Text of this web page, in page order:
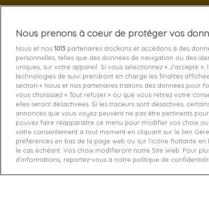
Livraison
Nous prenons à coeur de protéger vos
Nous et nos 1013 partenaires stockons et accédons à des
personnelles, telles que des données de navigation ou des
uniques, sur votre appareil. Si vous sélectionnez « J’accepte »,
technologies de suivi prendront en charge les finalités
section « Nous et nos partenaires traitons des données pour
vous choisissez « Tout refuser » ou que vous retirez votre
elles seront désactivées. Si les traceurs sont désactivés,
annonces que vous voyez peuvent ne pas être pertinents
pouvez faire réapparaître ce menu pour modifier vos choix
votre consentement à tout moment en cliquant sur le lien
préférences en bas de la page web ou sur l’icône flottante en
le cas échéant. Vos choix modifieront notre Site Web. Pour
d’informations, reportez-vous à notre politique de